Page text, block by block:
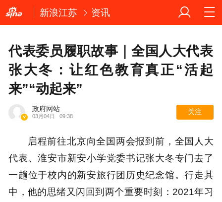
新浪江苏 资讯
代表委员履职故事｜全国人大代表
张大冬：让红色教育真正“活起
来”“动起来”
政府网站
03月04日 09:38
关注
启程前往北京向全国两会报到前，全国人大
代表、淮安市新安小学党委书记张大冬专门去了
一趟位于校内的新安旅行团历史纪念馆。行走其
中，他的思绪又闪回到两个重要时刻：2021年习